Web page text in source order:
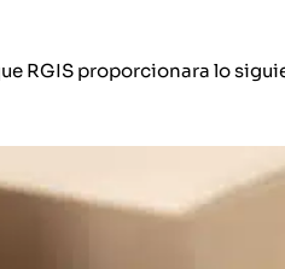
RGIS proporcionara lo